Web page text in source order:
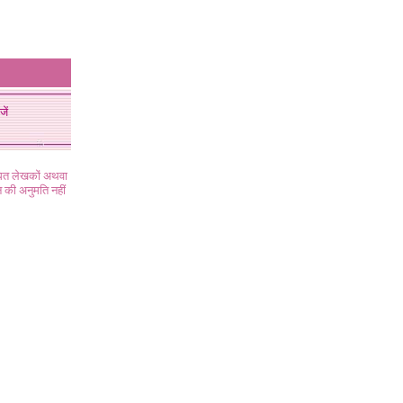
लेखकों अथवा
अनुमति नहीं